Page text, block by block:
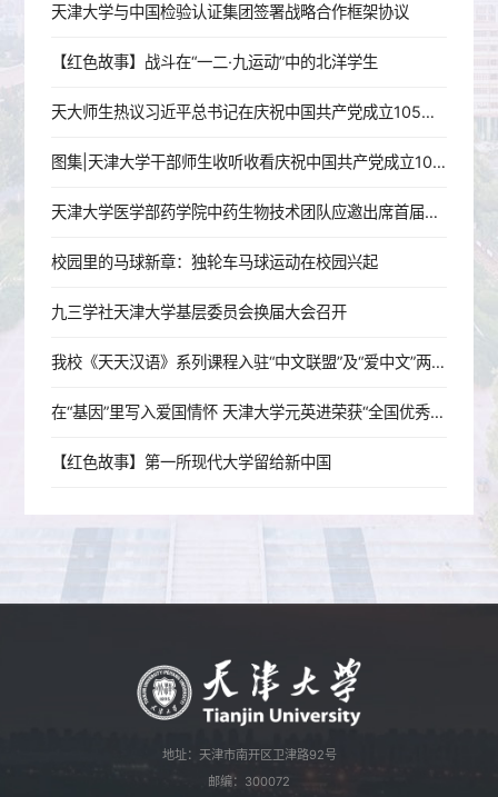
天津大学与中国检验认证集团签署战略合作框架协议
【红色故事】战斗在“一二·九运动”中的北洋学生
天大师生热议习近平总书记在庆祝中国共产党成立105周年大会上的重要讲话
图集|天津大学干部师生收听收看庆祝中国共产党成立105周年大会
天津大学医学部药学院中药生物技术团队应邀出席首届世界中医药人工智能大会暨世界中联第五届理事会第五次全体会议
校园里的马球新章：独轮车马球运动在校园兴起
九三学社天津大学基层委员会换届大会召开
我校《天天汉语》系列课程入驻“中文联盟”及“爱中文”两大国家级平台，助力全球中文学习
在“基因”里写入爱国情怀 天津大学元英进荣获“全国优秀共产党员”称号
【红色故事】第一所现代大学留给新中国
地址：天津市南开区卫津路92号
邮编：300072